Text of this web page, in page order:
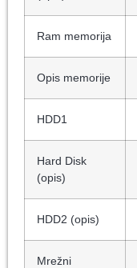
Ram memorija
Opis memorije
HDD1
Hard Disk
(opis)
HDD2 (opis)
Mrežni